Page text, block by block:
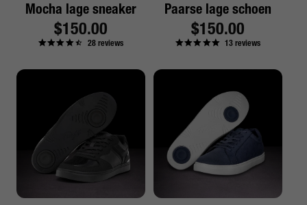
Mocha lage sneaker
Reguliere
prijs
$150.00
28reviews
Paarse lage schoen
Reguliere
prijs
$150.00
13reviews